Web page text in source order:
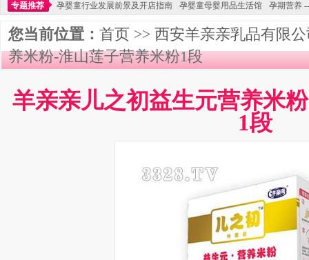
专题推荐
孕婴童行业发展前景及开店指南 孕婴童母婴用品生活馆 孕期营养
您当前位置： 首页 >> 西安羊亲亲乳品有限
养米粉-淮山莲子营养米粉1段
羊亲亲儿之初益生元营养米
1段